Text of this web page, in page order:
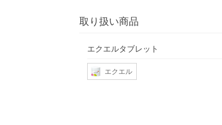
取り扱い商品
エクエルタブレット
エクエル